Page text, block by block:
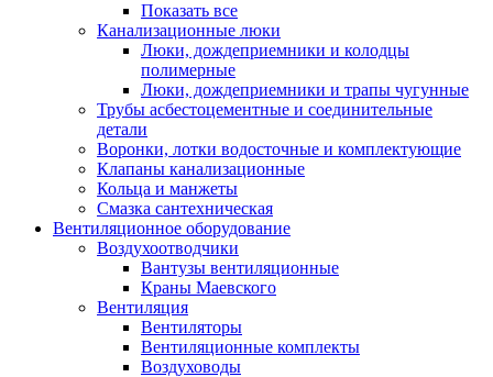
Показать все
Канализационные люки
Люки, дождеприемники и колодцы
полимерные
Люки, дождеприемники и трапы чугунные
Трубы асбестоцементные и соединительные
детали
Воронки, лотки водосточные и комплектующие
Клапаны канализационные
Кольца и манжеты
Смазка сантехническая
Вентиляционное оборудование
Воздухоотводчики
Вантузы вентиляционные
Краны Маевского
Вентиляция
Вентиляторы
Вентиляционные комплекты
Воздуховоды